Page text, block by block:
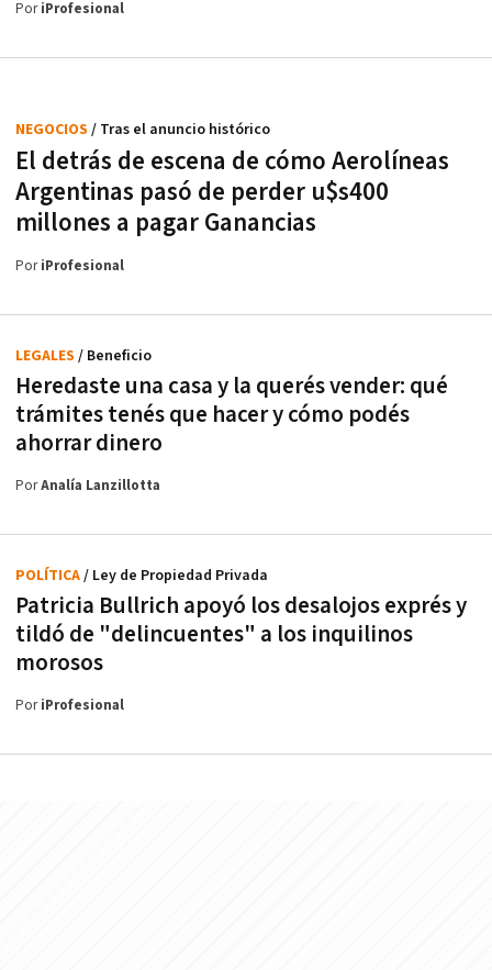
PoriProfesional
El detrás de escena de cómo Aerolíneas
Argentinas pasó de perder u$s400
millones a pagar Ganancias
NEGOCIOS / Tras el anuncio histórico
PoriProfesional
Heredaste una casa y la querés vender: qué
trámites tenés que hacer y cómo podés
ahorrar dinero
LEGALES / Beneficio
PorAnalía Lanzillotta
Patricia Bullrich apoyó los desalojos exprés y
tildó de "delincuentes" a los inquilinos
morosos
POLÍTICA/ Ley de Propiedad Privada
PoriProfesional